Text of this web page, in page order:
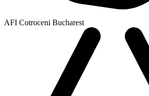
AFI Cotroceni Bucharest